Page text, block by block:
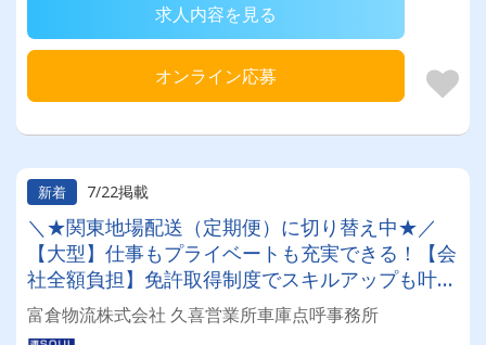
求人内容を見る
オンライン応募
新着 7/22掲載
＼★関東地場配送（定期便）に切り替え中★／
【大型】仕事もプライベートも充実できる！【会
社全額負担】免許取得制度でスキルアップも叶い
ます☆彡◎日・祝休み(連休あり)◎成果報酬◎退
職金◎昇給◎未経験OK◎
富倉物流株式会社 久喜営業所車庫点呼事務所